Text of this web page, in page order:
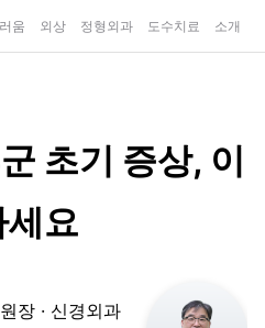
움 외상 정형외과 도수치료 소개
초기 증상, 이
요
장 · 신경외과